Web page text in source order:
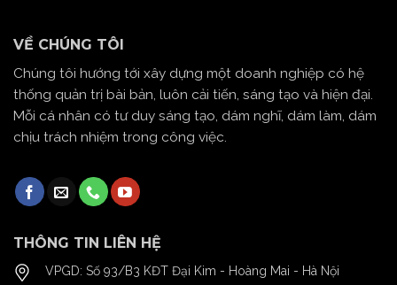
VỀ CHÚNG TÔI
Chúng tôi hướng tới xây dựng một doanh nghiệp có hệ
thống quản trị bài bản, luôn cải tiến, sáng tạo và hiện đại.
Mỗi cá nhân có tư duy sáng tạo, dám nghĩ, dám làm, dám
chịu trách nhiệm trong công việc.
THÔNG TIN LIÊN HỆ
VPGD: Số 93/B3 KĐT Đại Kim - Hoàng Mai - Hà Nội